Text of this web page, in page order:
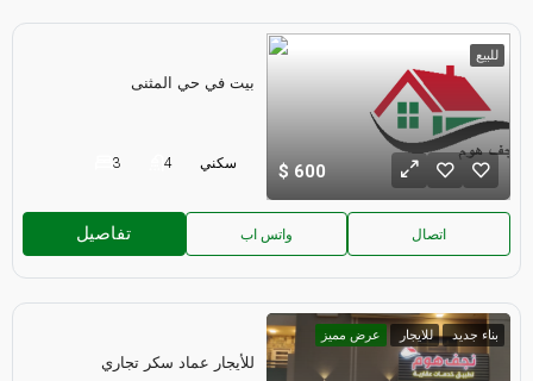
للبيع
600
بيت في حي المثنى
3 4 سكني
تفاصيل واتس اب اتصال
بناء جديد للايجار عرض مميز
للأيجار عماد سكر تجاري